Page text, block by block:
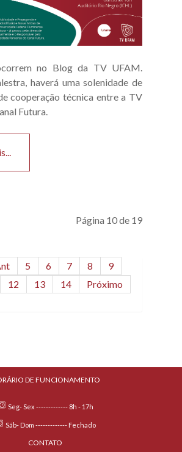
no Blog da TV UFAM.
haverá uma solenidade de
cooperação técnica entre a TV
Futura.
Página 10 de 19
5 6 7 8
9
12 13 14
Próximo
DE FUNCIONAMENTO
Seg- Sex ------------- 8h - 17h
Sáb- Dom ------------- Fechado
CONTATO